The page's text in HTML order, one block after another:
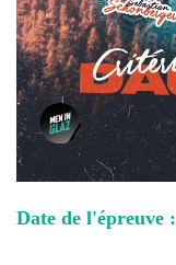
Date de l'épreuve :